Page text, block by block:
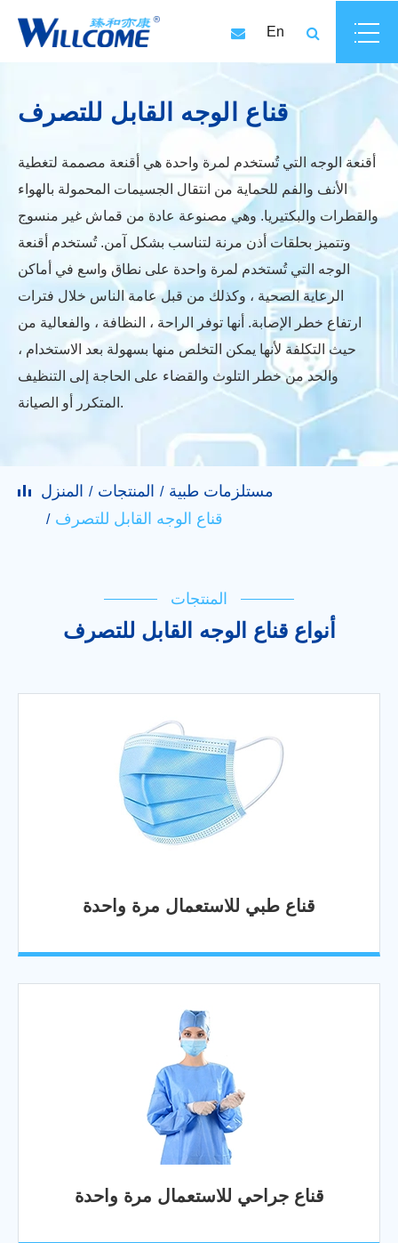
En
قناع الوجه القابل للتصرف
أقنعة الوجه التي تُستخدم لمرة واحدة هي أقنعة مصممة لتغطية
الأنف والفم للحماية من انتقال الجسيمات المحمولة بالهواء
والقطرات والبكتيريا. وهي مصنوعة عادة من قماش غير منسوج
وتتميز بحلقات أذن مرنة لتناسب بشكل آمن. تُستخدم أقنعة
الوجه التي تُستخدم لمرة واحدة على نطاق واسع في أماكن
الرعاية الصحية ، وكذلك من قبل عامة الناس خلال فترات
ارتفاع خطر الإصابة. أنها توفر الراحة ، النظافة ، والفعالية من
حيث التكلفة لأنها يمكن التخلص منها بسهولة بعد الاستخدام ،
والحد من خطر التلوث والقضاء على الحاجة إلى التنظيف
المتكرر أو الصيانة.
المنزل المنتجات
مستلزمات طبية
قناع الوجه القابل للتصرف
المنتجات
أنواع قناع الوجه القابل للتصرف
قناع طبي للاستعمال مرة واحدة
قناع جراحي للاستعمال مرة واحدة